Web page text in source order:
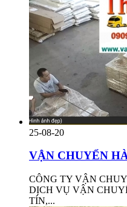
25-08-20
VẬN CHUYỂN
CÔNG TY VẬN
DỊCH VỤ VẬN
TÍN,...